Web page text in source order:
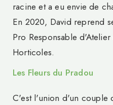
racine et a eu envie de
En 2020, David reprend
Pro Responsable
Horticoles.
Les Fleurs du Pradou
C'est l'union d'un couple